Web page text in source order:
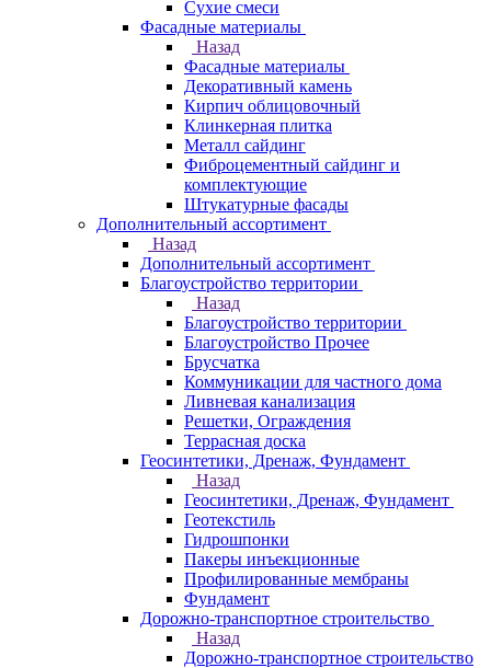
Сухие смеси
Фасадные материалы
Назад
Фасадные материалы
Декоративный камень
Кирпич облицовочный
Клинкерная плитка
Металл сайдинг
Фиброцементный сайдинг и
комплектующие
Штукатурные фасады
Дополнительный ассортимент
Назад
Дополнительный ассортимент
Благоустройство территории
Назад
Благоустройство территории
Благоустройство Прочее
Брусчатка
Коммуникации для частного дома
Ливневая канализация
Решетки, Ограждения
Террасная доска
Геосинтетики, Дренаж, Фундамент
Назад
Геосинтетики, Дренаж, Фундамент
Геотекстиль
Гидрошпонки
Пакеры инъекционные
Профилированные мембраны
Фундамент
Дорожно-транспортное строительство
Назад
Дорожно-транспортное строительство